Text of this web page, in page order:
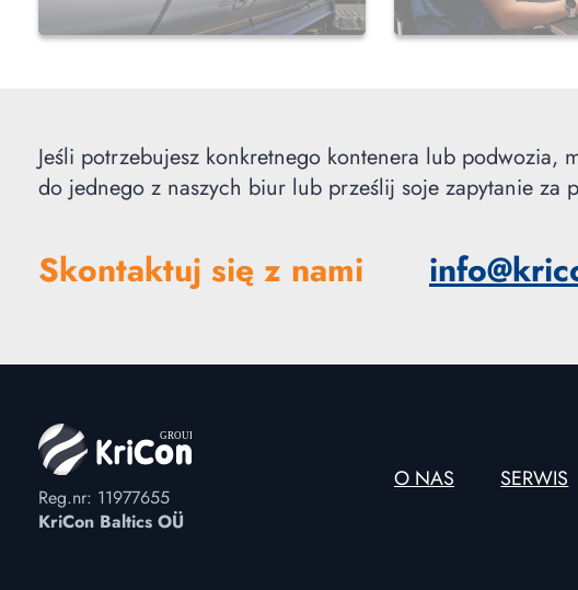
Jeśli potrzebujesz konkretnego kontenera lub
do jednego z naszych biur lub prześlij soje zapytanie za
Skontaktuj się z nami
Reg.nr: 11977655
KriCon Baltics OÜ
O NAS SERWIS